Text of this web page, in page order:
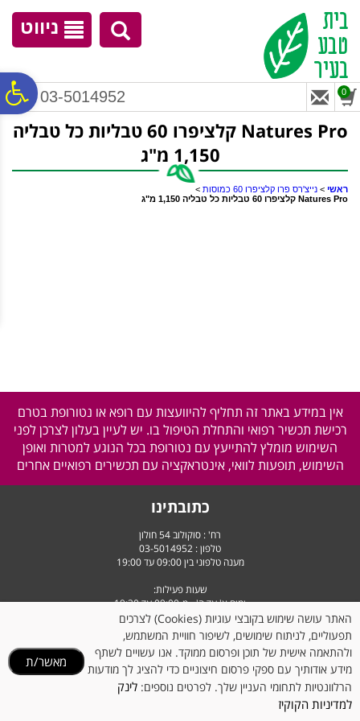
נגישות
ניווט
03-5014952 0
Natures Pro קלציפרו 60 טבליות כל טבליה
1,150 מ"ג
ראשי > נייצ'רס פרו קלציפרו 60 כמוסות
>
Natures Pro קלציפרו 60 טבליות כל טבליה 1,150 מ"ג
אין במידע באתר זה תחליף להיוועצות עם רופא או נטורופת בטרם
רכישת תכשיר רפואי והתחלת הטיפול בו. יש לעיין בעלון לצרכן לפני
השימוש מומלץ להתייעץ עם נטורופת בכל הנוגע למטרות ואופן
השימוש, תופעות לוואי, אינטראקציה עם תכשירים רפואיים אחרים
כתובתינו
רח' : סוקולוב 54 חולון
טלפון : 03-5014952
מענה טלפוני בין 09:00 עד 19:00
שעות פעילות:
ימים א' עד ה' - מ-09:00 עד 19:30
יום ו' וערבי חג - מ-9:00 עד 14:30
האתר עושה שימוש בקובצי עוגיות (Cookies) לצרכים
תפעוליים, לניתוח שימושים, לשיפור חוויית המשתמש,
ולהתאמה אישית של תוכן ופרסום ממוקד. אנו עשויים לשתף
מידע אודותיך עם ספקי פרסום חיצוניים כדי להציג לך מודעות
הרלוונטיות לתחומי העניין שלך. לפרטים נוספים: לינק
למדיניות הקוקיז
מאשר/ת